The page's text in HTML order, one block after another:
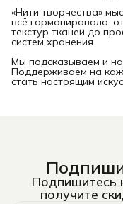
«Нити творчества»
всё гармонировало:
текстур тканей до
систем хранения.
Мы подсказываем и
Поддерживаем на
стать настоящим
Подпишитесь
получите